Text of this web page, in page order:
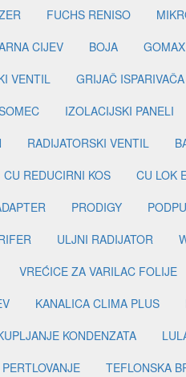
FUCHS RENISO
CIJEV BOJA GOMAX
VENTIL GRIJAČ ISPARIVAČA
IZOLACIJSKI PANELI
RADIJATORSKI VENTIL
CU REDUCIRNI KOS CU LOK
PRODIGY
ULJNI RADIJATOR
VREĆICE ZA VARILAC FOLIJE
KANALICA CLIMA PLUS
KONDENZATA
TEFLONSKA